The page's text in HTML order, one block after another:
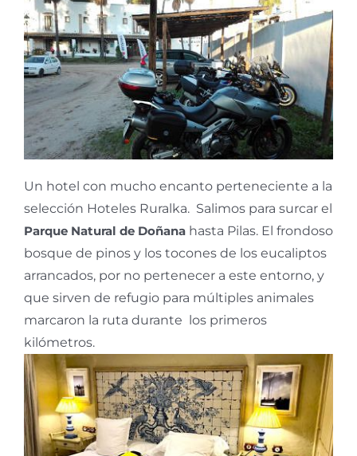
Un hotel con mucho encanto perteneciente a la
selección Hoteles Ruralka. Salimos para surcar el
Parque Natural de Doñana hasta Pilas. El frondoso
bosque de pinos y los tocones de los eucaliptos
arrancados, por no pertenecer a este entorno, y
que sirven de refugio para múltiples animales
marcaron la ruta durante los primeros
kilómetros.